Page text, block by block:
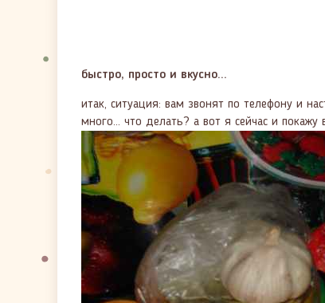
быстро, просто и вкусно...
итак, ситуация: вам звонят по телефону и
много... что делать? а вот я сейчас и покажу